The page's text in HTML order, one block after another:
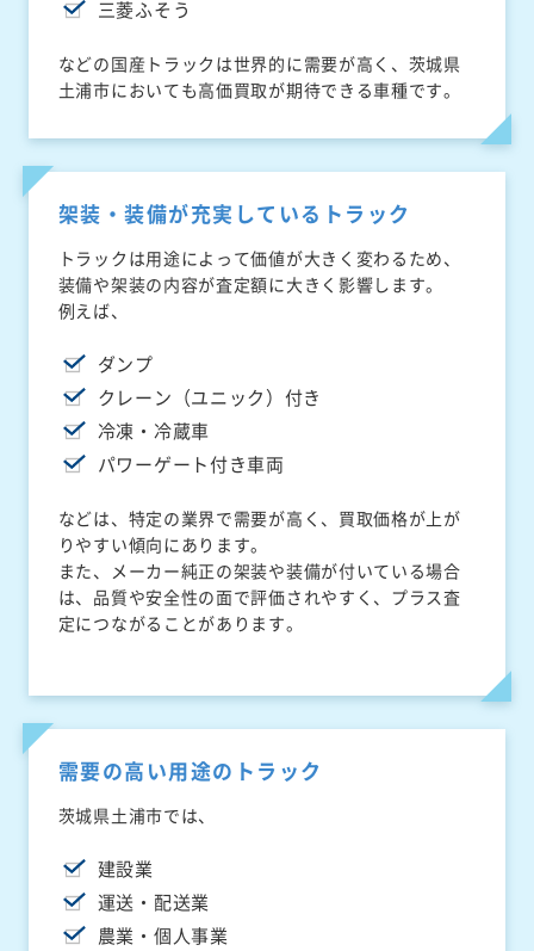
三菱ふそう
などの国産トラックは世界的に需要が高く、茨城県
土浦市においても高価買取が期待できる車種です。
架装・装備が充実しているトラック
トラックは用途によって価値が大きく変わるため、
装備や架装の内容が査定額に大きく影響します。
例えば、
ダンプ
クレーン（ユニック）付き
冷凍・冷蔵車
パワーゲート付き車両
などは、特定の業界で需要が高く、買取価格が上が
りやすい傾向にあります。
また、メーカー純正の架装や装備が付いている場合
は、品質や安全性の面で評価されやすく、プラス査
定につながることがあります。
需要の高い用途のトラック
茨城県土浦市では、
建設業
運送・配送業
農業・個人事業